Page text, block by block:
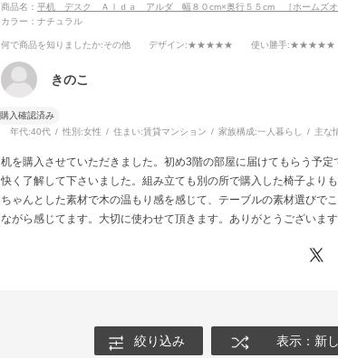
商品名： 平机 デスク Ａｌｄａ アルダ 幅８０cm×奥行５５cm ［ホームズオ
カラー：ナチュラル
何で商品を知りましたか:その他 デザイン:★★★★★ 使い勝手:★★★★★
きのこ
購入確認済み
年代:40代 性別:女性 住まい:賃貸マンション 家族構成:一人暮らし 主な
机を購入させていただきました。初め3階の部屋に届けてもらう予
快く了解して下さいました。組み立ても別の所で購入した椅子より
ちゃんとした素材で木の温もり感を感じて、テーブルの素材選びで
ながら感じてます。大切に使わせて頂きます。ありがとうございます
絞り込み 表示：新